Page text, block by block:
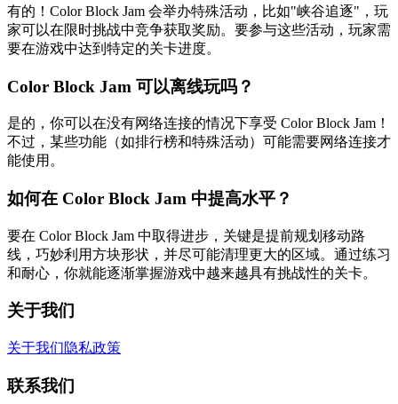
有的！Color Block Jam 会举办特殊活动，比如"峡谷追逐"，玩
家可以在限时挑战中竞争获取奖励。要参与这些活动，玩家需
要在游戏中达到特定的关卡进度。
Color Block Jam 可以离线玩吗？
是的，你可以在没有网络连接的情况下享受 Color Block Jam！
不过，某些功能（如排行榜和特殊活动）可能需要网络连接才
能使用。
如何在 Color Block Jam 中提高水平？
要在 Color Block Jam 中取得进步，关键是提前规划移动路
线，巧妙利用方块形状，并尽可能清理更大的区域。通过练习
和耐心，你就能逐渐掌握游戏中越来越具有挑战性的关卡。
关于我们
关于我们隐私政策
联系我们